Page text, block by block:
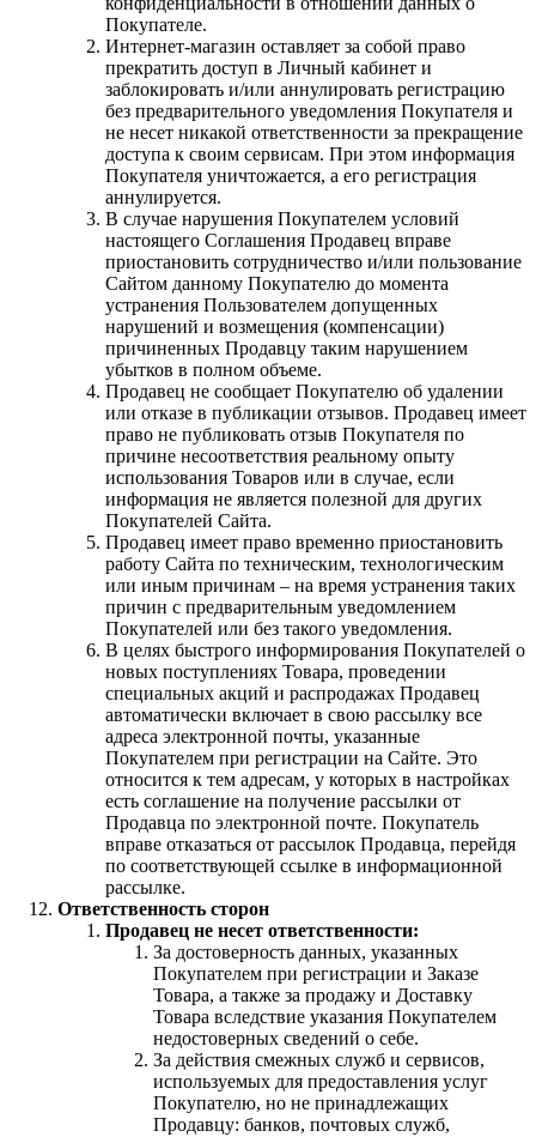
Покупателе.
Интернет-магазин оставляет за собой право
прекратить доступ в Личный кабинет и
заблокировать и/или аннулировать регистрацию
без предварительного уведомления Покупателя и
не несет никакой ответственности за прекращение
доступа к своим сервисам. При этом информация
Покупателя уничтожается, а его регистрация
аннулируется.
В случае нарушения Покупателем условий
настоящего Соглашения Продавец вправе
приостановить сотрудничество и/или пользование
Сайтом данному Покупателю до момента
устранения Пользователем допущенных
нарушений и возмещения (компенсации)
причиненных Продавцу таким нарушением
убытков в полном объеме.
Продавец не сообщает Покупателю об удалении
или отказе в публикации отзывов. Продавец имеет
право не публиковать отзыв Покупателя по
причине несоответствия реальному опыту
использования Товаров или в случае, если
информация не является полезной для других
Покупателей Сайта.
Продавец имеет право временно приостановить
работу Сайта по техническим, технологическим
или иным причинам – на время устранения таких
причин с предварительным уведомлением
Покупателей или без такого уведомления.
В целях быстрого информирования Покупателей о
новых поступлениях Товара, проведении
специальных акций и распродажах Продавец
автоматически включает в свою рассылку все
адреса электронной почты, указанные
Покупателем при регистрации на Сайте. Это
относится к тем адресам, у которых в настройках
есть соглашение на получение рассылки от
Продавца по электронной почте. Покупатель
вправе отказаться от рассылок Продавца, перейдя
по соответствующей ссылке в информационной
рассылке.
Ответственность сторон
Продавец не несет ответственности:
За достоверность данных, указанных
Покупателем при регистрации и Заказе
Товара, а также за продажу и Доставку
Товара вследствие указания Покупателем
недостоверных сведений о себе.
За действия смежных служб и сервисов,
используемых для предоставления услуг
Покупателю, но не принадлежащих
Продавцу: банков, почтовых служб,